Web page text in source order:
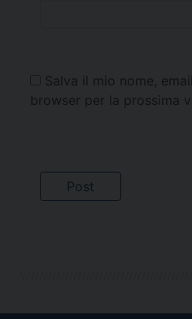
Salva il mio nome,
browser per la prossima